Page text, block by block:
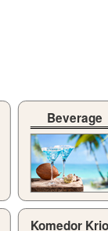
Beverage
Komedor